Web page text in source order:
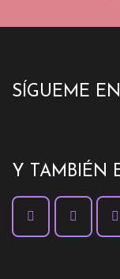
SÍGUEME
Y TAMBIÉN